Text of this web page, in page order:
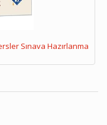
Sınava Hazırlanma